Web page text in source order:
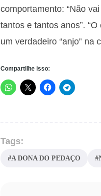
comportamento: “Não
tantos e tantos anos”.
um verdadeiro “anjo” na
Compartilhe isso:
Tags:
#A DONA DO PEDAÇO